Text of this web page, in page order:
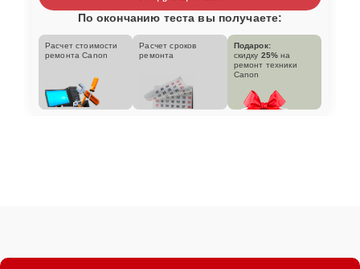
По окончанию теста вы получаете:
Расчет стоимости
ремонта Canon
Расчет сроков
ремонта
Подарок:
скидку 25% на
ремонт техники
Canon